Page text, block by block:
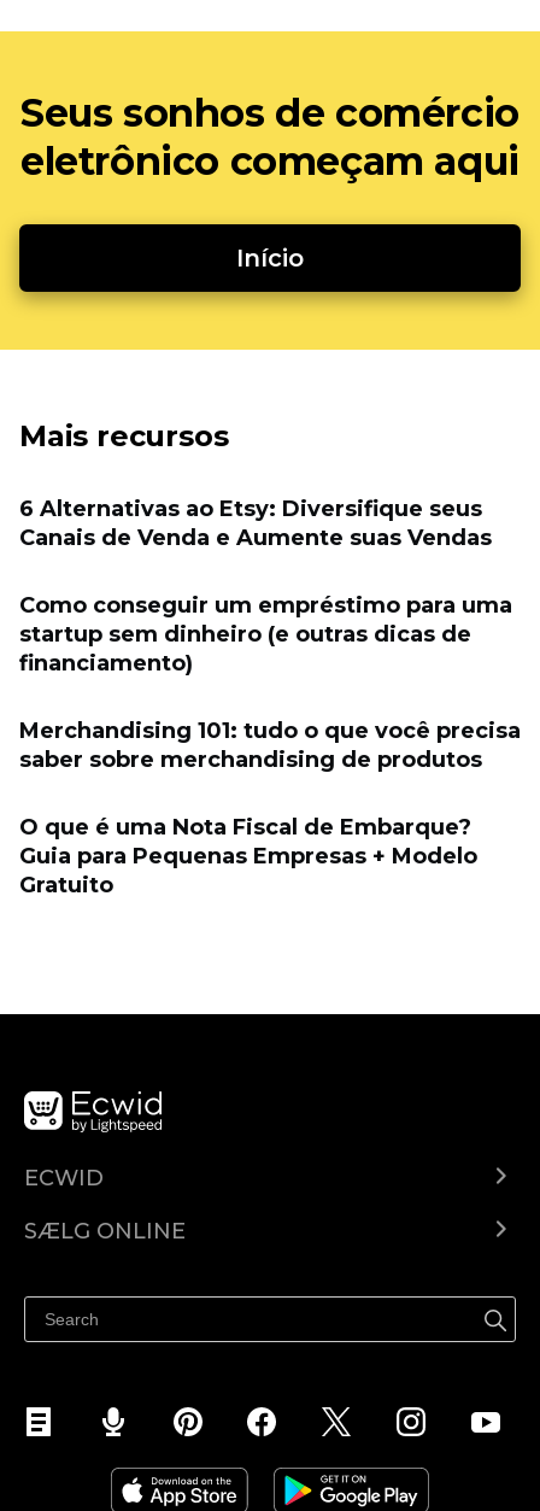
Seus sonhos de comércio
eletrônico começam aqui
Início
Mais recursos
6 Alternativas ao Etsy: Diversifique seus
Canais de Venda e Aumente suas Vendas
Como conseguir um empréstimo para uma
startup sem dinheiro (e outras dicas de
financiamento)
Merchandising 101: tudo o que você precisa
saber sobre merchandising de produtos
O que é uma Nota Fiscal de Embarque?
Guia para Pequenas Empresas + Modelo
Gratuito
ECWID
Pris
SÆLG ONLINE
Sælg på Facebook